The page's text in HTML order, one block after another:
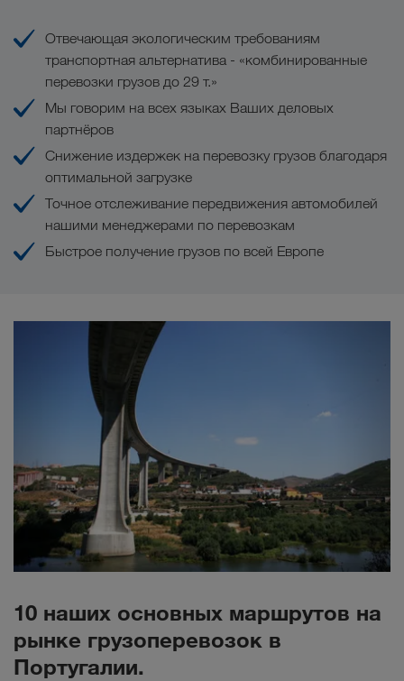
Отвечающая экологическим требованиям
транспортная альтернатива - «комбинированные
перевозки грузов до 29 т.»
Мы говорим на всех языках Ваших деловых
партнёров
Снижение издержек на перевозку грузов благодаря
оптимальной загрузке
Точное отслеживание передвижения автомобилей
нашими менеджерами по перевозкам
Быстрое получение грузов по всей Европе
10 наших основных маршрутов на
рынке грузоперевозок в
Португалии.